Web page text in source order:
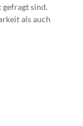
sind.
als auch